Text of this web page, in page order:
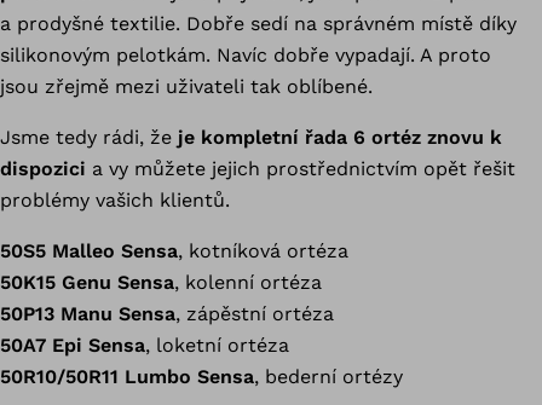
a prodyšné textilie. Dobře sedí na správném místě díky
silikonovým pelotkám. Navíc dobře vypadají. A proto
jsou zřejmě mezi uživateli tak oblíbené.
Jsme tedy rádi, že je kompletní řada 6 ortéz znovu k
dispozici a vy můžete jejich prostřednictvím opět řešit
problémy vašich klientů.
50S5 Malleo Sensa, kotníková ortéza
50K15 Genu Sensa, kolenní ortéza
50P13 Manu Sensa, zápěstní ortéza
50A7 Epi Sensa, loketní ortéza
50R10/50R11 Lumbo Sensa, bederní ortézy